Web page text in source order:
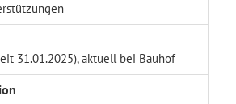
31.01.2025), aktuell bei Bauhof